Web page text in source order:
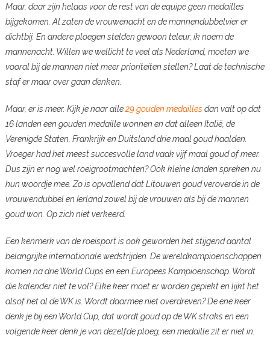
Maar, daar zijn helaas voor de rest van de equipe geen medailles
bijgekomen. Al zaten de vrouwenacht en de mannendubbelvier er
dichtbij. En andere ploegen stelden gewoon teleur, ik noem de
mannenacht. Willen we wellicht te veel als Nederland, moeten we
vooral bij de mannen niet meer prioriteiten stellen? Laat de technische
staf er maar over gaan denken.
Maar, er is meer. Kijk je naar alle29 gouden medailles dan valt op dat
16 landen een gouden medaille wonnen en dat alleen Italië, de
Verenigde Staten, Frankrijk en Duitsland drie maal goud haalden.
Vroeger had het meest succesvolle land vaak vijf maal goud of meer.
Dus zijn er nog wel roeigrootmachten? Ook kleine landen spreken nu
hun woordje mee. Zo is opvallend dat Litouwen goud veroverde in de
vrouwendubbel en Ierland zowel bij de vrouwen als bij de mannen
goud won. Op zich niet verkeerd.
Een kenmerk van de roeisport is ook geworden het stijgend aantal
belangrijke internationale wedstrijden. De wereldkampioenschappen
komen na drie World Cups en een Europees Kampioenschap. Wordt
die kalender niet te vol? Elke keer moet er worden gepiekt en lijkt het
alsof het al de WK is. Wordt daarmee niet overdreven? De ene keer
denk je bij een World Cup, dat wordt goud op de WK straks en een
volgende keer denk je van dezelfde ploeg, een medaille zit er niet in.